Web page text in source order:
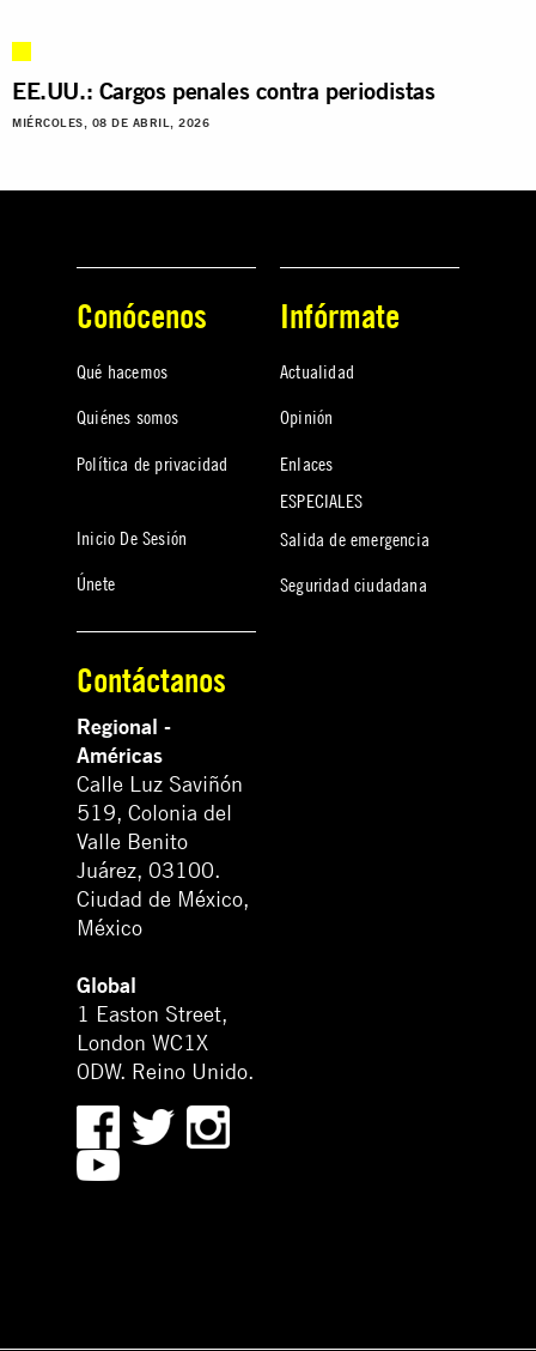
EE.UU.: Cargos penales contra periodistas
MIÉRCOLES, 08 DE ABRIL, 2026
Conócenos
Qué hacemos
Quiénes somos
Política de privacidad
Inicio De Sesión
Únete
Infórmate
Actualidad
Opinión
Enlaces
ESPECIALES
Salida de emergencia
Seguridad ciudadana
Contáctanos
Regional -
Américas
Calle Luz Saviñón
519, Colonia del
Valle Benito
Juárez, 03100.
Ciudad de México,
México
Global
1 Easton Street,
London WC1X
0DW. Reino Unido.